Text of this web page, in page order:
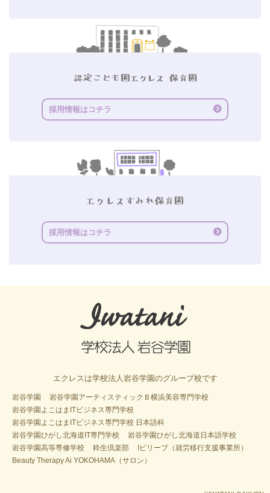
採用情報はコチラ
採用情報はコチラ
エクレスは学校法人岩谷学園のグループ校です
岩谷学園
岩谷学園アーティスティックＢ横浜美容専門学校
岩谷学園よこはまITビジネス専門学校
岩谷学園よこはまITビジネス専門学校 日本語科
岩谷学園ひがし北海道IT専門学校
岩谷学園ひがし北海道日本語学校
岩谷学園高等専修学校
粋生倶楽部
Iビリーブ（就労移行支援事業所）
Beauty Therapy Ai YOKOHAMA（サロン）